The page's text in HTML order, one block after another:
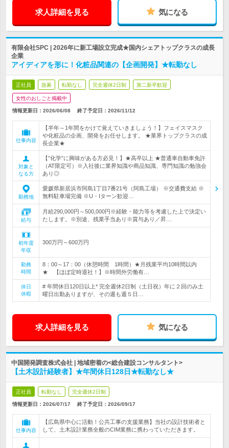
求人詳細を見る 気になる
有限会社SPC | 2026年に新工場設立完成★国内シェアトップクラスの成長
企業
アイディアを形に！化粧品関連の【企画開発】★転勤なし
正社員 急募 転勤なし 完全週休2日制 第二新卒歓迎
女性のおしごと掲載中
情報更新日：2026/06/08 終了予定日： 2026/11/12
仕事内容
【半年～1年間をかけて覚えていきましょう！】フェイスマスク
や化粧品の企画、開発をお任せします。 ★業界トップクラスの成
長企業★
対象と
なる方
【”化学”に興味がある方必見！】★高卒以上 ★普通車自動車免許
（AT限定可）※入社後に業界知識や商品知識、専門知識の勉強会
あり◎
勤務地
愛媛県新居浜市阿島1丁目7番21号（阿島工場） ※交通費支給 ※
無料駐車場完備 ※U・Iターン歓迎…
給与
月給290,000円～500,000円※経験・能力等を考慮した上で決定い
たします。※別途、残業手当あり※賞与あり／昇…
初年度
年収
300万円～600万円
勤務
時間
8：00～17：00（休憩時間 1時間）★月残業平均10時間以内
★ 【ほぼ定時退社！】※時間外労働有…
休日
休暇
# 年間休日120日以上* 完全週休2日制（土日祝）年に２回のみ土
曜日出勤ありますが、その週も週５日…
求人詳細を見る 気になる
中国開発調査株式会社 | 地域密着の<総合建設コンサルタント>
【土木設計経験者】★年間休日128日★転勤なし★
正社員 転勤なし 完全週休2日制
情報更新日：2026/07/17 終了予定日： 2026/09/17
仕事内容
【広島県中心に活動！公共工事の支援業務】当社の設計技術者と
して、土木設計業務全般のCIM業務に携わっていただきます。